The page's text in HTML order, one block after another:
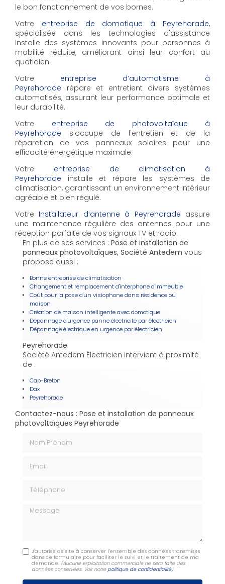
le bon fonctionnement de vos bornes.
Votre entreprise de domotique à Peyrehorade,
spécialisée dans les technologies d'assistance
installe des systèmes innovants pour personnes à
mobilité réduite, améliorant ainsi leur confort au
quotidien.
Votre entreprise d’automatisme à
Peyrehorade répare et entretient divers systèmes
automatisés, assurant leur performance optimale et
leur durabilité.
Votre entreprise de photovoltaïque à
Peyrehorade s'occupe de l'entretien et de la
réparation de vos panneaux solaires pour une
efficacité énergétique maximale.
Votre entreprise de climatisation à
Peyrehorade installe et répare les systèmes de
climatisation, garantissant un environnement intérieur
agréable et bien régulé.
Votre Installateur d’antenne à Peyrehorade assure
une maintenance régulière des antennes pour une
réception parfaite de vos signaux TV et radio.
En plus de ses services : Pose et installation de
panneaux photovoltaïques, Société Antedem vous
propose aussi :
Bonne entreprise de climatisation
Changement et remplacement d'interphone d'immeuble
Coût pour la pose d'un visiophone dans résidence ou
maison
Création de maison intelligente avec domotique
Dépannage d'urgence panne électricité par électricien
Dépannage électrique en urgence par électricien
Peyrehorade
Société Antedem Électricien intervient à proximité
de :
Cap-Breton
Dax
Peyrehorade
Contactez-nous : Pose et installation de panneaux
photovoltaïques Peyrehorade
Message
J'autorise ce site à conserver l'ensemble des données transmises
dans ce formulaire pour faciliter le suivi et le traitement de ma
demande. (Aucune exploitation commerciale ne sera faite des
données conservées. Voir notre politique de confidentialité)